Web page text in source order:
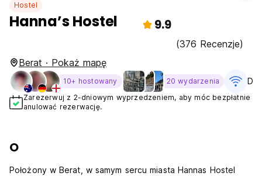
Hostel
Hanna’s Hostel 9.9
(376 Recenzje)
Berat · Pokaż mapę
10+ hostowany 20 wydarzenia
Zarezerwuj z 2-dniowym wyprzedzeniem, aby móc bezpłatnie
anulować rezerwację.
O
Położony w Berat, w samym sercu miasta Hannas Hostel